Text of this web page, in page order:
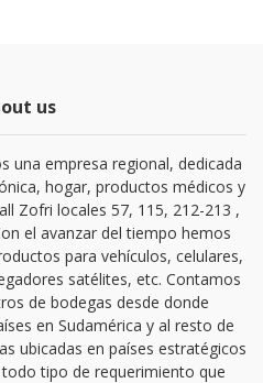
us
una empresa regional, dedicada
hogar, productos médicos y
Zofri locales 57, 115, 212-213 ,
el avanzar del tiempo hemos
para vehículos, celulares,
satélites, etc. Contamos
de bodegas desde donde
en Sudamérica y al resto de
ubicadas en países estratégicos
tipo de requerimiento que